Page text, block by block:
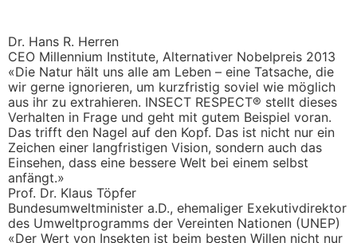
Dr. Hans R. Herren
CEO Millennium Institute, Alternativer Nobelpreis 2013
«Die Natur hält uns alle am Leben – eine Tatsache, die
wir gerne ignorieren, um kurzfristig soviel wie möglich
aus ihr zu extrahieren. INSECT RESPECT® stellt dieses
Verhalten in Frage und geht mit gutem Beispiel voran.
Das trifft den Nagel auf den Kopf. Das ist nicht nur ein
Zeichen einer langfristigen Vision, sondern auch das
Einsehen, dass eine bessere Welt bei einem selbst
anfängt.»
Prof. Dr. Klaus Töpfer
Bundesumweltminister a.D., ehemaliger Exekutivdirektor
des Umweltprogramms der Vereinten Nationen (UNEP)
«Der Wert von Insekten ist beim besten Willen nicht nur